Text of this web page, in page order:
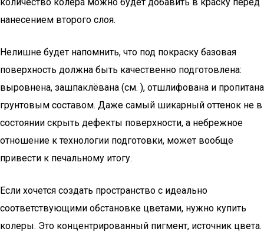
нанесением второго слоя.
Нелишне будет напомнить, что под покраску базовая
поверхность должна быть качественно подготовлена:
выровнена, зашпаклёвана (см. ), отшлифована и пропитана
грунтовым составом. Даже самый шикарный оттенок не в
состоянии скрыть дефекты поверхности, а небрежное
отношение к технологии подготовки, может вообще
привести к печальному итогу.
Если хочется создать пространство с идеально
соответствующими обстановке цветами, нужно купить
колеры. Это концентрированный пигмент, источник цвета.